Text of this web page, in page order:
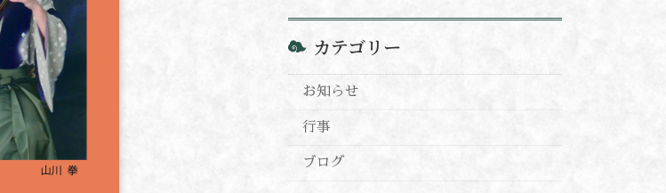
カテゴリー
お知らせ
行事
ブログ